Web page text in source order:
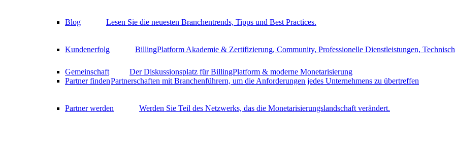
Blog Lesen Sie die neuesten Branchentrends, Tipps und Best Practices.
Kundenerfolg BillingPlatform Akademie & Zertifizierung, Community, Professionelle Dienstleistungen,
Gemeinschaft
Der Diskussionsplatz für BillingPlatform & moderne Monetarisierung
Partner findenPartnerschaften mit Branchenführern, um die Anforderungen jedes Unternehmens zu übertreffen
Partner werden Werden Sie Teil des Netzwerks, das die Monetarisierungslandschaft verändert.